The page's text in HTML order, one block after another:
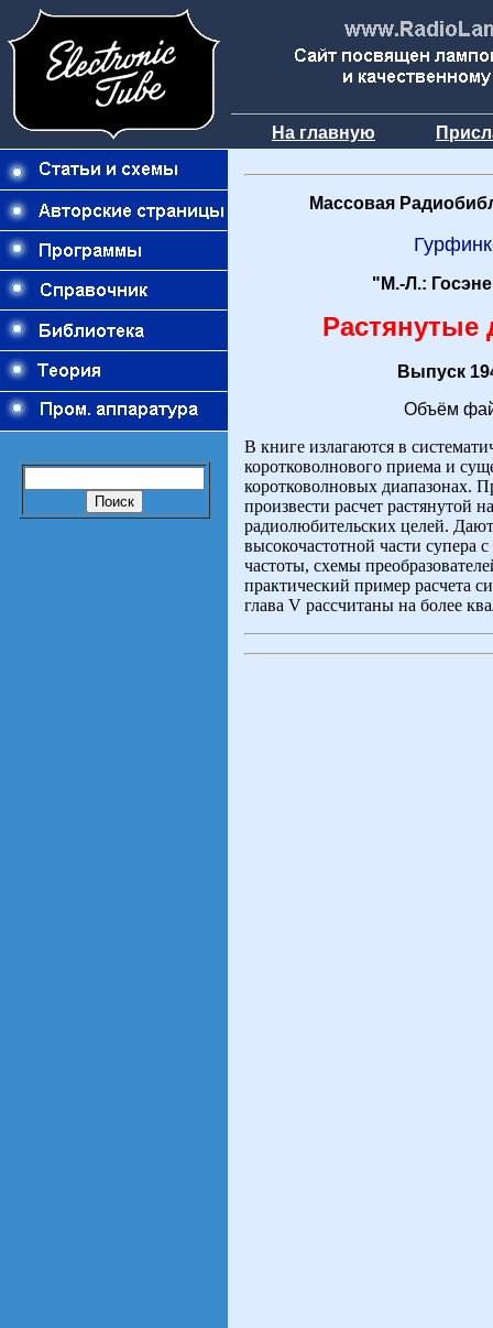
На главную
Массовая
"М.-Л.:
Растянутые
Выпуск
Объём
В книге излагаются в
коротковолнового приема и
коротковолновых диапазонах.
произвести расчет растянутой
радиолюбительских целей.
высокочастотной части супера
частоты, схемы
практический пример расчета
глава V рассчитаны на более